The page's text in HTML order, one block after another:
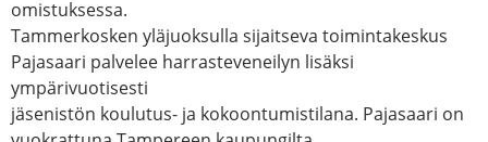
omistuksessa.
Tammerkosken yläjuoksulla sijaitseva toimintakeskus
Pajasaari palvelee harrasteveneilyn lisäksi
ympärivuotisesti
jäsenistön koulutus- ja kokoontumistilana. Pajasaari on